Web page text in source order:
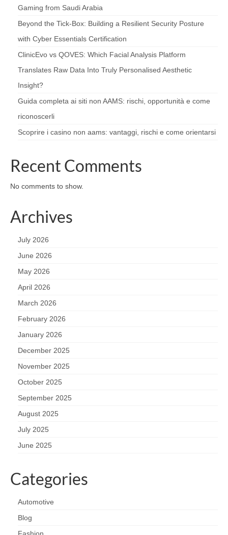
Gaming from Saudi Arabia
Beyond the Tick‑Box: Building a Resilient Security Posture
with Cyber Essentials Certification
ClinicEvo vs QOVES: Which Facial Analysis Platform
Translates Raw Data Into Truly Personalised Aesthetic
Insight?
Guida completa ai siti non AAMS: rischi, opportunità e come
riconoscerli
Scoprire i casino non aams: vantaggi, rischi e come orientarsi
Recent Comments
No comments to show.
Archives
July 2026
June 2026
May 2026
April 2026
March 2026
February 2026
January 2026
December 2025
November 2025
October 2025
September 2025
August 2025
July 2025
June 2025
Categories
Automotive
Blog
Fashion